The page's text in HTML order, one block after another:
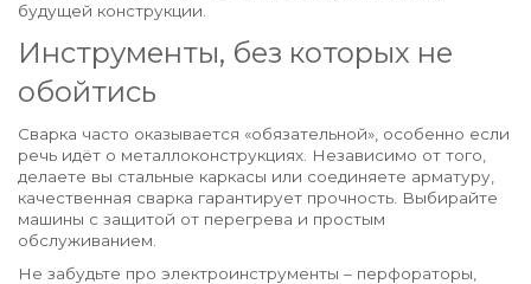
будущей конструкции.
Инструменты, без которых не
обойтись
Сварка часто оказывается «обязательной», особенно если
речь идёт о металлоконструкциях. Независимо от того,
делаете вы стальные каркасы или соединяете арматуру,
качественная сварка гарантирует прочность. Выбирайте
машины с защитой от перегрева и простым
обслуживанием.
Не забудьте про электроинструменты – перфораторы,